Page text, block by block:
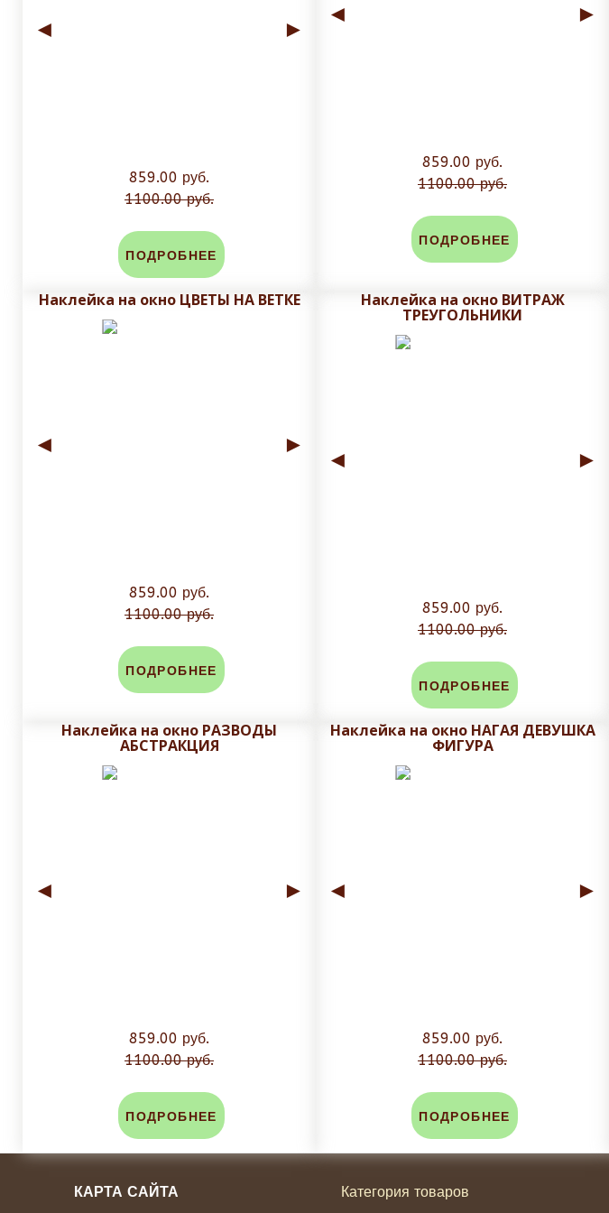
◄ ►
859.00 руб.
1100.00 руб.
ПОДРОБНЕЕ
◄ ►
859.00 руб.
1100.00 руб.
ПОДРОБНЕЕ
Наклейка на окно ЦВЕТЫ НА ВЕТКЕ
◄ ►
859.00 руб.
1100.00 руб.
ПОДРОБНЕЕ
Наклейка на окно ВИТРАЖ
ТРЕУГОЛЬНИКИ
◄ ►
859.00 руб.
1100.00 руб.
ПОДРОБНЕЕ
Наклейка на окно РАЗВОДЫ
АБСТРАКЦИЯ
◄ ►
859.00 руб.
1100.00 руб.
ПОДРОБНЕЕ
Наклейка на окно НАГАЯ ДЕВУШКА
ФИГУРА
◄ ►
859.00 руб.
1100.00 руб.
ПОДРОБНЕЕ
КАРТА САЙТА Категория товаров